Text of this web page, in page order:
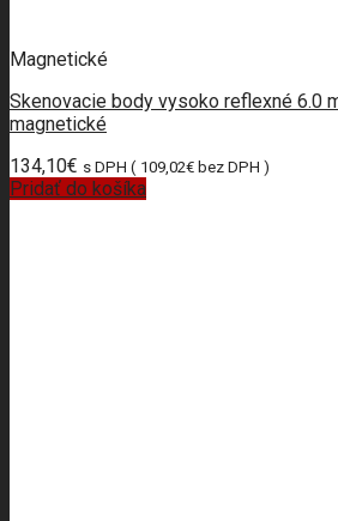
Magnetické
Skenovacie body vysoko reflexné 6.0
magnetické
134,10€ s DPH ( 109,02€ bez DPH )
Pridať do košíka